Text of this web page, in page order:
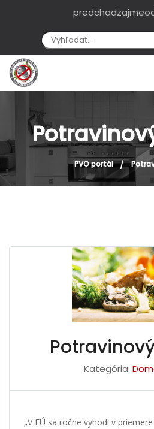
PVO portál
Kategória:
„V EÚ sa ročne vyhodí v